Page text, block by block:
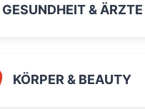
GESUNDHEIT & ÄRZTE
KÖRPER & BEAUTY